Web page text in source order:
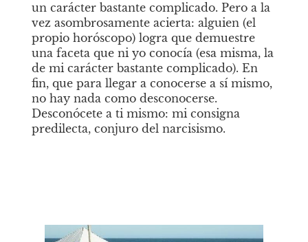
un carácter bastante complicado. Pero a la
vez asombrosamente acierta: alguien (el
propio horóscopo) logra que demuestre
una faceta que ni yo conocía (esa misma, la
de mi carácter bastante complicado). En
fin, que para llegar a conocerse a sí mismo,
no hay nada como desconocerse.
Desconócete a ti mismo: mi consigna
predilecta, conjuro del narcisismo.